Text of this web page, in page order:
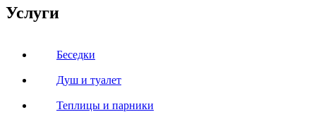
Услуги
Беседки
Душ и туалет
Теплицы и парники